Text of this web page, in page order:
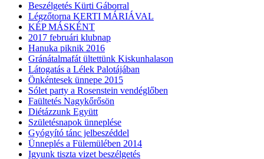
Beszélgetés Kürti Gáborral
Légzőtorna KERTI MÁRIÁVAL
KÉP MÁSKÉNT
2017 februári klubnap
Hanuka piknik 2016
Gránátalmafát ültettünk Kiskunhalason
Látogatás a Lélek Palotájában
Önkéntesek ünnepe 2015
Sólet party a Rosenstein vendéglőben
Faültetés Nagykőrősön
Diétázzunk Együtt
Születésnapok ünneplése
Gyógyító tánc jelbeszéddel
Ünneplés a Fülemülében 2014
Igyunk tiszta vizet beszélgetés